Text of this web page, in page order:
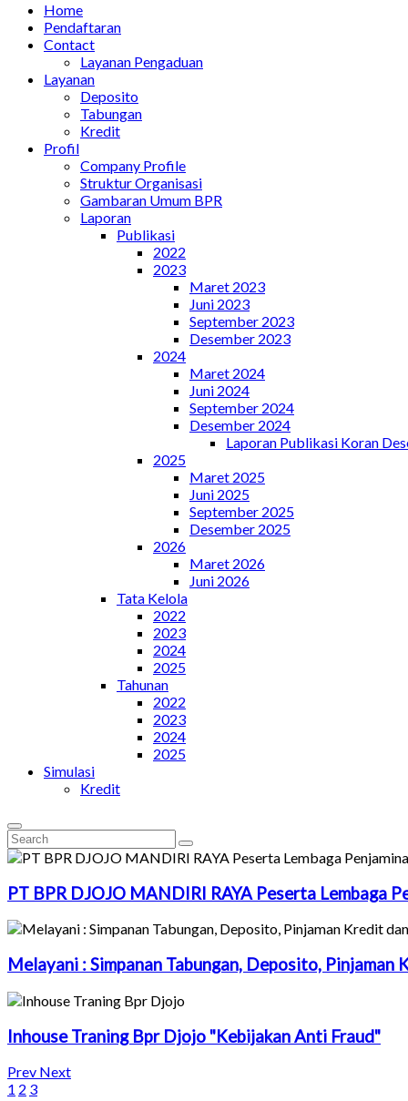
Home
Pendaftaran
Contact
Layanan Pengaduan
Layanan
Deposito
Tabungan
Kredit
Profil
Company Profile
Struktur Organisasi
Gambaran Umum BPR
Laporan
Publikasi
2022
2023
Maret 2023
Juni 2023
September 2023
Desember 2023
2024
Maret 2024
Juni 2024
September 2024
Desember 2024
Laporan Publikasi Koran
2025
Maret 2025
Juni 2025
September 2025
Desember 2025
2026
Maret 2026
Juni 2026
Tata Kelola
2022
2023
2024
2025
Tahunan
2022
2023
2024
2025
Simulasi
Kredit
PT BPR DJOJO MANDIRI RAYA Peserta Lembaga
Melayani :Simpanan Tabungan, Deposito, Pinjaman
InhouseTraning Bpr Djojo "KebijakanAnti Fraud"
Prev Next
1 2 3